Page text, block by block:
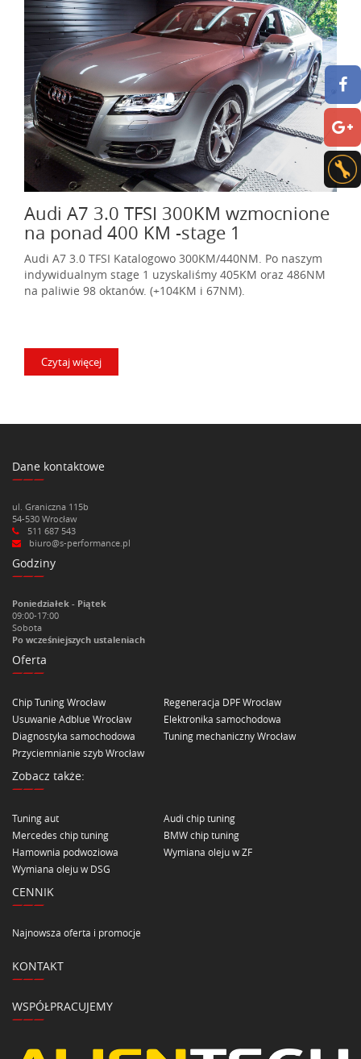
Audi A7 3.0 TFSI 300KM wzmocnione
na ponad 400 KM -stage 1
Audi A7 3.0 TFSI Katalogowo 300KM/440NM. Po naszym
indywidualnym stage 1 uzyskaliśmy 405KM oraz 486NM
na paliwie 98 oktanów. (+104KM i 67NM).
Czytaj więcej
Dane kontaktowe
ul. Graniczna 115b
54-530 Wrocław
511 687 543
biuro@s-performance.pl
Godziny
Poniedziałek - Piątek
09:00-17:00
Sobota
Po wcześniejszych ustaleniach
Oferta
Chip Tuning Wrocław
Regeneracja DPF Wrocław
Usuwanie Adblue Wrocław
Elektronika samochodowa
Diagnostyka samochodowa
Tuning mechaniczny Wrocław
Przyciemnianie szyb Wrocław
Zobacz także:
Tuning aut
Audi chip tuning
Mercedes chip tuning
BMW chip tuning
Hamownia podwoziowa
Wymiana oleju w ZF
Wymiana oleju w DSG
CENNIK
Najnowsza oferta i promocje
KONTAKT
WSPÓŁPRACUJEMY